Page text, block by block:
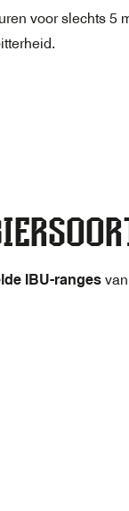
voor slechts 5
IBU-ranges